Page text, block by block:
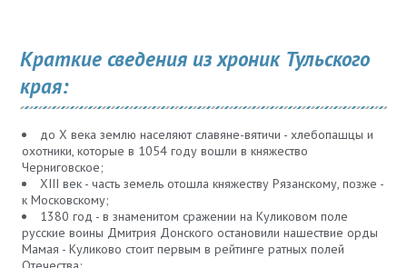
Краткие сведения из хроник Тульского
края:
до X века землю населяют славяне-вятичи - хлебопашцы и
охотники, которые в 1054 году вошли в княжество
Черниговское;
XIII век - часть земель отошла княжеству Рязанскому, позже -
к Московскому;
1380 год - в знаменитом сражении на Куликовом поле
русские воины Дмитрия Донского остановили нашествие орды
Мамая - Куликово стоит первым в рейтинге ратных полей